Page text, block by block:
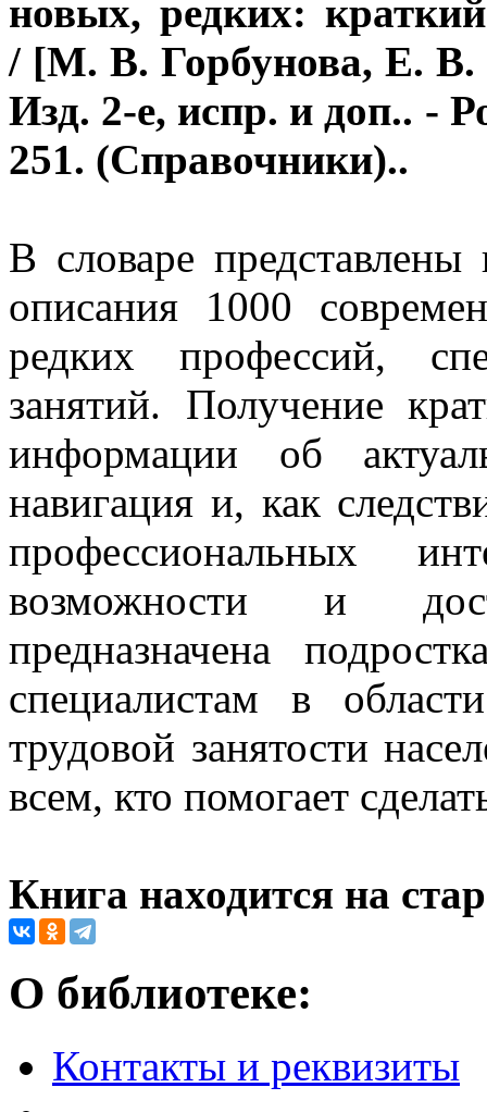
новых, редких:
/ [М. В. Горбунова, Е.
Изд. 2-е, испр. и доп.. -
251. (Справочники)..
В словаре представлены
описания 1000
редких профессий,
занятий. Получение
информации об
навигация и, как
профессиональных
возможности и
предназначена
специалистам в
трудовой занятости
всем, кто помогает
Книга находится на
О библиотеке:
Контакты и реквизиты